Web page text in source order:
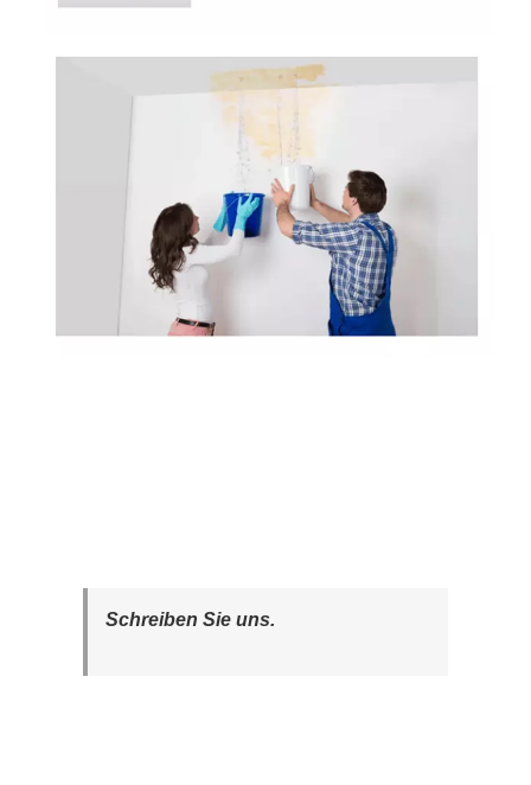
Schreiben Sie uns.